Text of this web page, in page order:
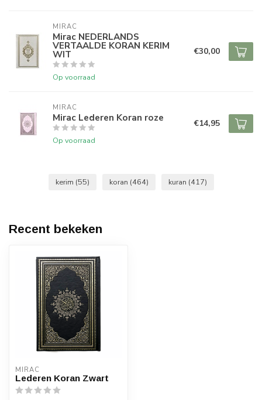
MIRAC
Mirac NEDERLANDS
VERTAALDE KORAN KERIM
WIT
Op voorraad
€30,00
MIRAC
Mirac Lederen Koran roze
Op voorraad
€14,95
kerim (55) koran (464) kuran (417)
Recent bekeken
MIRAC
Lederen Koran Zwart